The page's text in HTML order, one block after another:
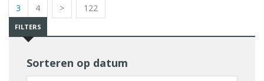
3 4 > 122
FILTERS
Sorteren op datum